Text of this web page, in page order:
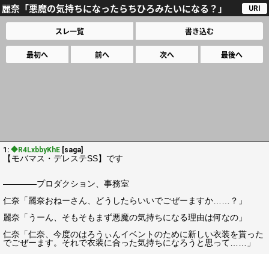
麗奈「悪魔の気持ちになったらちひろみたいになる？」 URI
スレ一覧 書き込む
最初へ 前へ 次へ 最後へ
1: ◆R4LxbbyKhE [saga]
【モバマス・デレステSS】です
――――プロダクション、事務室
仁奈「麗奈おねーさん、どうしたらいいでごぜーますか……？」
麗奈「うーん、そもそもまず悪魔の気持ちになる理由は何なの」
仁奈「仁奈、今度のはろうぃんイベントのために新しい衣装を貰った
でごぜーます。それで衣装に合った気持ちになろうと思って……」